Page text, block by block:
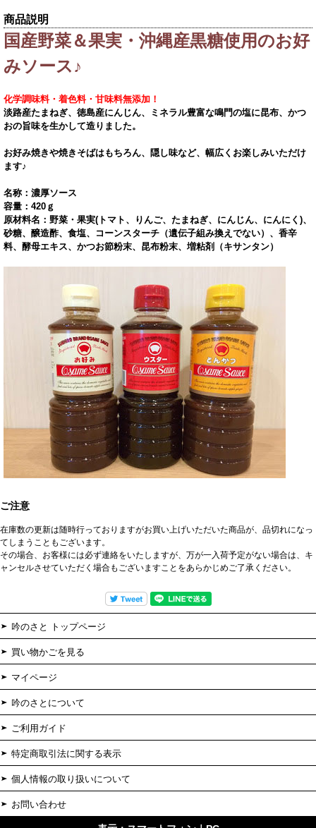
商品説明
国産野菜＆果実・沖縄産黒糖使用のお好
みソース♪
化学調味料・着色料・甘味料無添加！
淡路産たまねぎ、徳島産にんじん、ミネラル豊富な鳴門の塩に昆布、かつ
おの旨味を生かして造りました。
お好み焼きや焼きそばはもちろん、隠し味など、幅広くお楽しみいただけ
ます♪
名称：濃厚ソース
容量：420ｇ
原材料名：野菜・果実(トマト、りんご、たまねぎ、にんじん、にんにく)、
砂糖、醸造酢、食塩、コーンスターチ（遺伝子組み換えでない）、香辛
料、酵母エキス、かつお節粉末、昆布粉末、増粘剤（キサンタン）
ご注意
在庫数の更新は随時行っておりますがお買い上げいただいた商品が、品切れになっ
てしまうこともございます。
その場合、お客様には必ず連絡をいたしますが、万が一入荷予定がない場合は、キ
ャンセルさせていただく場合もございますことをあらかじめご了承ください。
吟のさと トップページ
買い物かごを見る
マイページ
吟のさとについて
ご利用ガイド
特定商取引法に関する表示
個人情報の取り扱いについて
お問い合わせ